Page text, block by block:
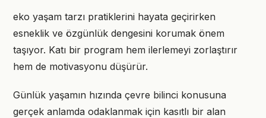
eko yaşam tarzı pratiklerini hayata geçirirken
esneklik ve özgünlük dengesini korumak önem
taşıyor. Katı bir program hem ilerlemeyi zorlaştırır
hem de motivasyonu düşürür.
Günlük yaşamın hızında çevre bilinci konusuna
gerçek anlamda odaklanmak için kasıtlı bir alan